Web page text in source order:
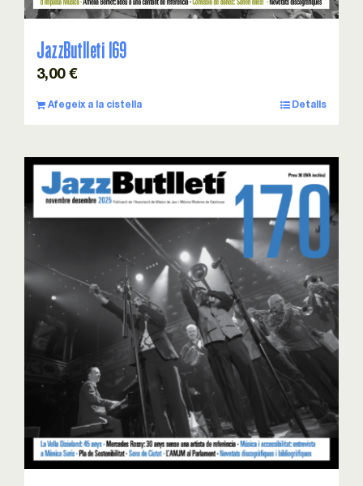
JazzButlleti 169
3,00 €
Afegeix a la cistella Detalls